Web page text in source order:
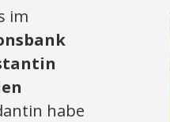
im
habe